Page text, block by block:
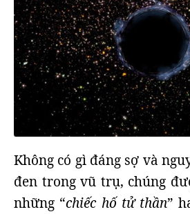
Không có gì đáng sợ và
đen trong vũ trụ, chúng
những “chiếc hố tử thần”